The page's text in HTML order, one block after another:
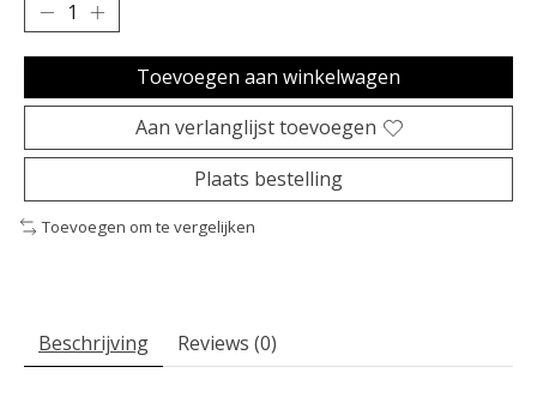
Toevoegen aan winkelwagen
Aan verlanglijst toevoegen
Plaats bestelling
Toevoegen om te vergelijken
Beschrijving Reviews (0)